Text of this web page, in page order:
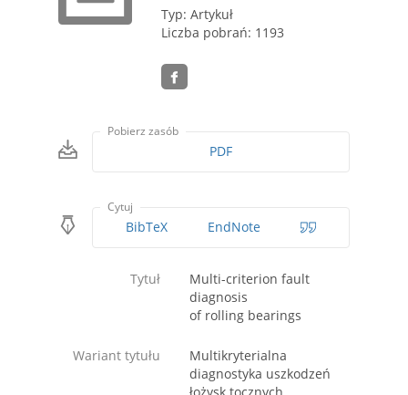
Typ: Artykuł
Liczba pobrań: 1193
Pobierz zasób
PDF
Cytuj
BibTeX EndNote
Tytuł
Multi-criterion fault
diagnosis
of rolling bearings
Wariant tytułu
Multikryterialna
diagnostyka uszkodzeń